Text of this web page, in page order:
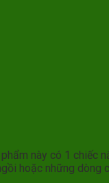
này có 1 chiếc
hoặc những dòng